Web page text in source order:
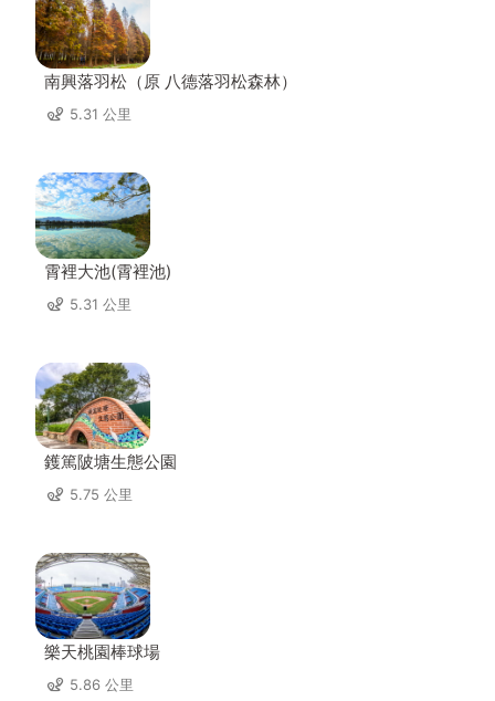
南興落羽松（原 八德落羽松森林）
5.31 公里
霄裡大池(霄裡池)
5.31 公里
鑊篤陂塘生態公園
5.75 公里
樂天桃園棒球場
5.86 公里